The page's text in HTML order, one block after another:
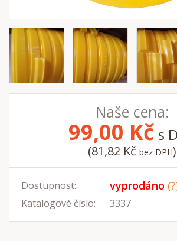
Naše cena:
99,00 Kč s
(81,82 Kč bez DPH)
Dostupnost: vyprodáno
Katalogové číslo: 3337